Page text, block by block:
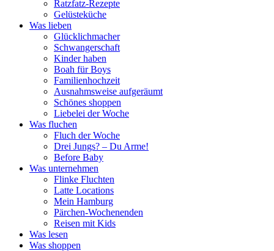
Ratzfatz-Rezepte
Gelüsteküche
Was lieben
Glücklichmacher
Schwangerschaft
Kinder haben
Boah für Boys
Familienhochzeit
Ausnahmsweise aufgeräumt
Schönes shoppen
Liebelei der Woche
Was fluchen
Fluch der Woche
Drei Jungs? – Du Arme!
Before Baby
Was unternehmen
Flinke Fluchten
Latte Locations
Mein Hamburg
Pärchen-Wochenenden
Reisen mit Kids
Was lesen
Was shoppen